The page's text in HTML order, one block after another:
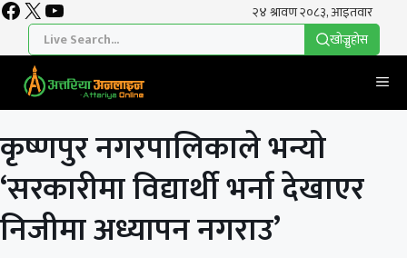
Skip
content
Facebook
X YouTube
खाेज्नुहाेस
कृष्णपुर नगरपालिकाले भन्यो
‘सरकारीमा विद्यार्थी भर्ना देखाएर
निजीमा अध्यापन नगराउ’